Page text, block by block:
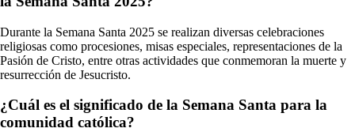
Durante la Semana Santa 2025 se realizan diversas celebraciones
religiosas como procesiones, misas especiales, representaciones de la
Pasión de Cristo, entre otras actividades que conmemoran la muerte y
resurrección de Jesucristo.
¿Cuál es el significado de la Semana Santa para la
comunidad católica?